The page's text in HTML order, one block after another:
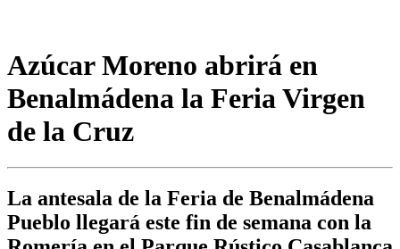
Azúcar Moreno abrirá en
Benalmádena la Feria Virgen
de la Cruz
La antesala de la Feria de Benalmádena
Pueblo llegará este fin de semana con la